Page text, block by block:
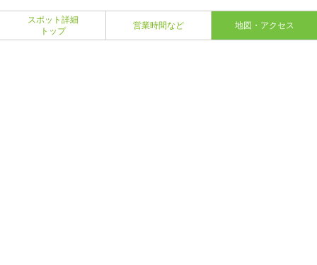
スポット詳細
トップ
営業時間など 地図・アクセス